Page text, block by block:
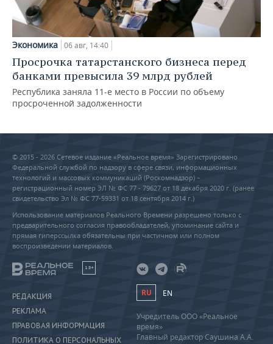
Экономика 06 авг, 14:40
Просрочка татарстанского бизнеса перед
банками превысила 39 млрд рублей
Республика заняла 11-е место в России по объему
просроченной задолженности
© 2015 - 2026 Сетевое издание «Реальное время» Зарегистрировано
Федеральной службой по надзору в сфере связи, информационных
технологий и массовых коммуникаций (Роскомнадзор) –
регистрационный номер ЭЛ № ФС 77 - 79627 от 18 декабря 2020 г. (ранее
свидетельство Эл № ФС 77-59331 от 18 сентября 2014 г.)
Использование материалов Реального Времени разрешено только с
предварительного согласия правообладателей, упоминание сайта и
прямая гиперссылка обязательны при частичном или полном
воспроизведении материалов.
18+
РЕДАКЦИЯ
РЕКЛАМА
ПРАВОВАЯ ИНФОРМАЦИЯ
ПОЛИТИКА О ПЕРСОНАЛЬНЫХ
RU EN
Учредитель ООО «Реальное
время»
Главный редактор Саушина А.А.